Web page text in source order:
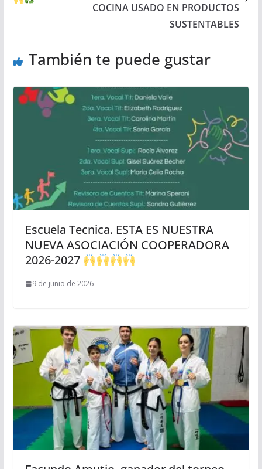
COCINA USADO EN PRODUCTOS
SUSTENTABLES
También te puede gustar
Escuela Tecnica. ESTA ES NUESTRA
NUEVA ASOCIACIÓN COOPERADORA
2026-2027
9 de junio de 2026